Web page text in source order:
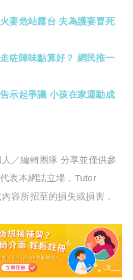
妻危站露台 夫為護妻冒死
咗陣味點算好？ 網民推一
示起爭議 小孩在家運動成
／編輯團隊 分享並僅供參
表本網誌立場，Tutor
容所招至的損失或損害，